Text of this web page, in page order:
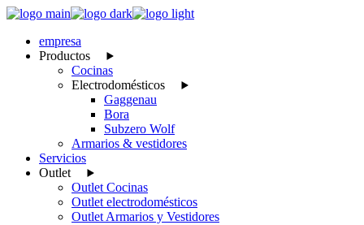
Skip
content
empresa
Productos
Cocinas
Electrodomésticos
Gaggenau
Bora
Subzero Wolf
Armarios & vestidores
Servicios
Outlet
Outlet Cocinas
Outlet electrodomésticos
Outlet Armarios y Vestidores